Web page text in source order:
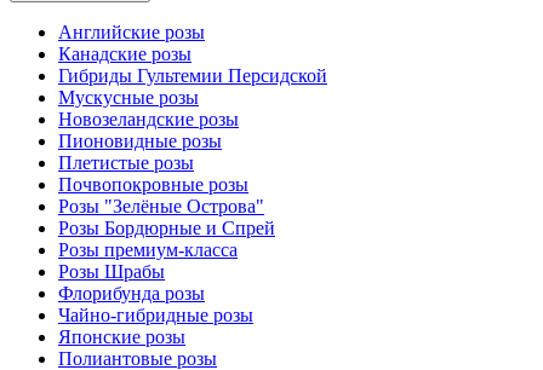
Английские розы
Канадские розы
Гибриды Гультемии Персидской
Мускусные розы
Новозеландские розы
Пионовидные розы
Плетистые розы
Почвопокровные розы
Розы "Зелёные Острова"
Розы Бордюрные и Спрей
Розы премиум-класса
Розы Шрабы
Флорибунда розы
Чайно-гибридные розы
Японские розы
Полиантовые розы